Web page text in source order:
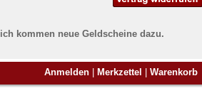
kommen neue Geldscheine dazu.
Sie Banknoten
Anmelden Merkzettel Warenkorb